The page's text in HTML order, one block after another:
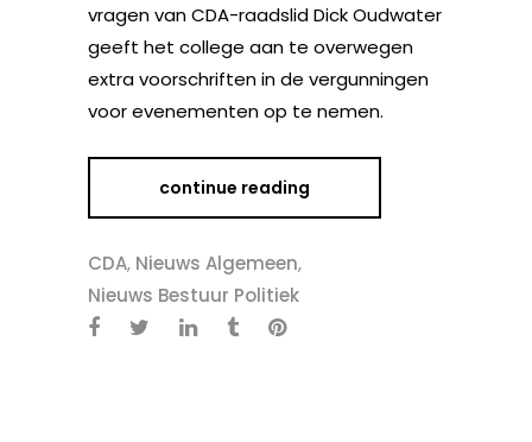
vragen van CDA-raadslid Dick Oudwater
geeft het college aan te overwegen
extra voorschriften in de vergunningen
voor evenementen op te nemen.
continue reading
CDA, Nieuws Algemeen,
Nieuws Bestuur Politiek